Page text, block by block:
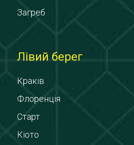
Загреб
Лівий берег
Краків
Флоренція
Старт
Кіото